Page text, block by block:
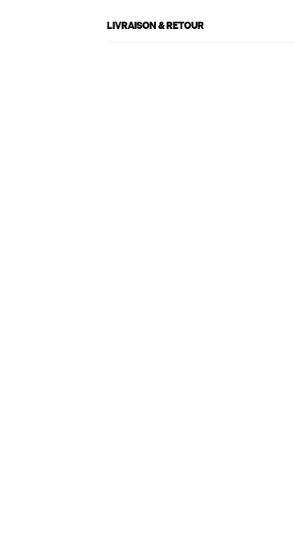
LIVRAISON & RETOUR